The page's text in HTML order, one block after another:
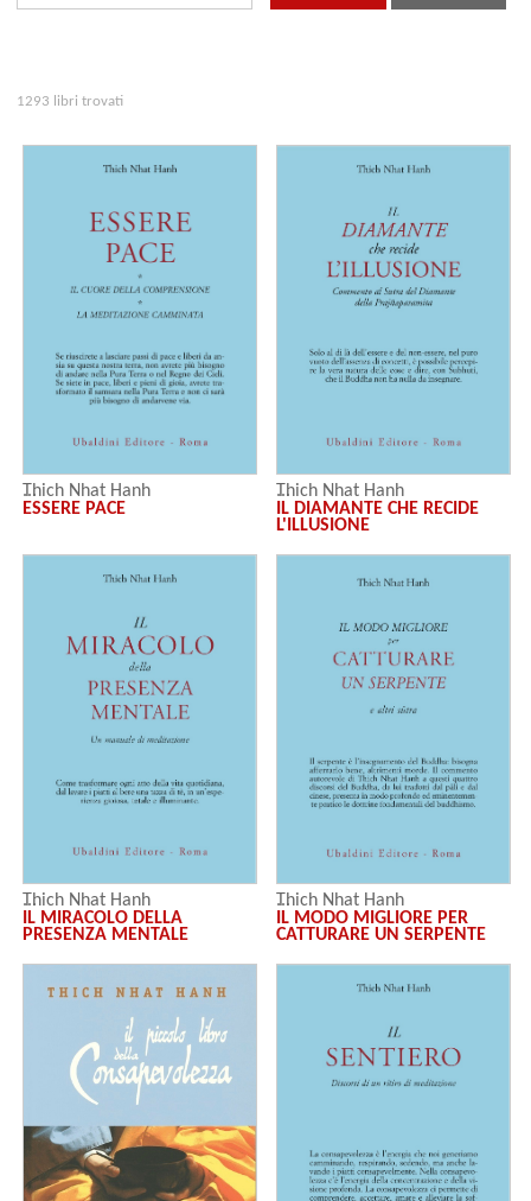
1293 libri trovati
Thich Nhat Hanh
ESSERE PACE
Thich Nhat Hanh
IL DIAMANTE CHE RECIDE
L'ILLUSIONE
Thich Nhat Hanh
IL MIRACOLO DELLA
PRESENZA MENTALE
Thich Nhat Hanh
IL MODO MIGLIORE PER
CATTURARE UN SERPENTE